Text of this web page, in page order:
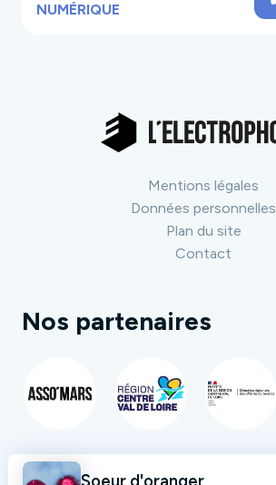
NUMÉRIQUE
Mentions légales
Données personnelles
Plan du site
Contact
Nos partenaires
Soeur d'oranger